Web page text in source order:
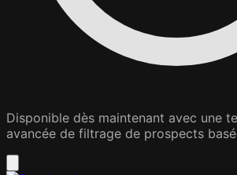
Disponible dès maintenant avec une
avancée de filtrage de prospects